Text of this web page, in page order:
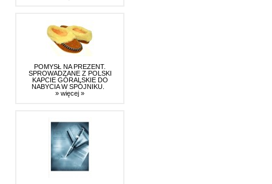
POMYSŁ NA PREZENT.
SPROWADZANE Z POLSKI
KAPCIE GÓRALSKIE DO
NABYCIA W SPÓJNIKU.
» więcej »